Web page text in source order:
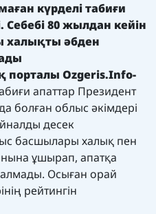
күрделі табиғи
Себебі 80 жылдан кейін
халықты әбден
порталы Ozgeris.Info-
апаттар Президент
болған облыс әкімдері
десек
басшылары халық пен
ұшырап, апатқа
Осыған орай
рейтингін